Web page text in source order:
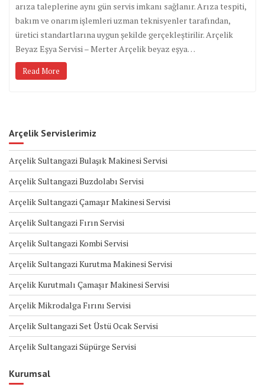
arıza taleplerine aynı gün servis imkanı sağlanır. Arıza tespiti,
bakım ve onarım işlemleri uzman teknisyenler tarafından,
üretici standartlarına uygun şekilde gerçekleştirilir. Arçelik
Beyaz Eşya Servisi – Merter Arçelik beyaz eşya…
Read More
Arçelik Servislerimiz
Arçelik Sultangazi Bulaşık Makinesi Servisi
Arçelik Sultangazi Buzdolabı Servisi
Arçelik Sultangazi Çamaşır Makinesi Servisi
Arçelik Sultangazi Fırın Servisi
Arçelik Sultangazi Kombi Servisi
Arçelik Sultangazi Kurutma Makinesi Servisi
Arçelik Kurutmalı Çamaşır Makinesi Servisi
Arçelik Mikrodalga Fırını Servisi
Arçelik Sultangazi Set Üstü Ocak Servisi
Arçelik Sultangazi Süpürge Servisi
Kurumsal